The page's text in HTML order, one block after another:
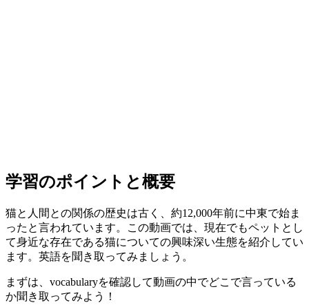
学習のポイントと概要
猫と人間との関係の歴史は古く、約12,000年前に中東で始ま
ったと言われています。この動画では、現在でもペットとし
て身近な存在である猫についての興味深い生態を紹介してい
ます。英語を聞き取ってみましょう。
まずは、vocabularyを確認して動画の中でどこで言っている
か聞き取ってみよう！